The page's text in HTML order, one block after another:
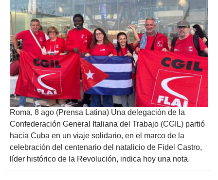
Roma, 8 ago (Prensa Latina) Una delegación de la
Confederación General Italiana del Trabajo (CGIL) partió
hacia Cuba en un viaje solidario, en el marco de la
celebración del centenario del natalicio de Fidel Castro,
líder histórico de la Revolución, indica hoy una nota.